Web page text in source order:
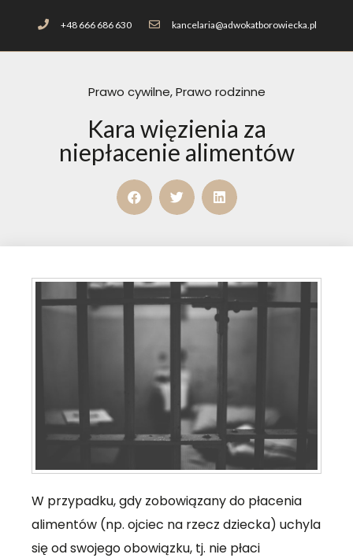
+48 666 686 630 kancelaria@adwokatborowiecka.pl
Prawo cywilne,Prawo rodzinne
Kara więzienia za
niepłacenie alimentów
W przypadku, gdy zobowiązany do płacenia
alimentów (np. ojciec na rzecz dziecka) uchyla
się od swojego obowiązku, tj. nie płaci